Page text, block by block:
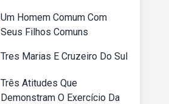
Um Homem Comum Com
Seus Filhos Comuns
Tres Marias E Cruzeiro Do Sul
Três Atitudes Que
Demonstram O Exercício Da